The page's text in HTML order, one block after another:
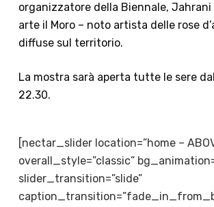
organizzatore della Biennale, Jahrani
arte il Moro – noto artista delle rose
diffuse sul territorio.
La mostra sarà aperta tutte le sere
22.30.
[nectar_slider location=”home –
overall_style=”classic”
slider_transition=”slide”